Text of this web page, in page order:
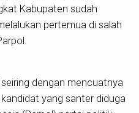
Kabupaten sudah
pertemua di salah
dengan mencuatnya
yang santer diduga